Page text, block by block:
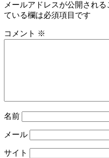
メールアドレスが公開される
ている欄は必須項目です
コメント ※
名前
メール
サイト